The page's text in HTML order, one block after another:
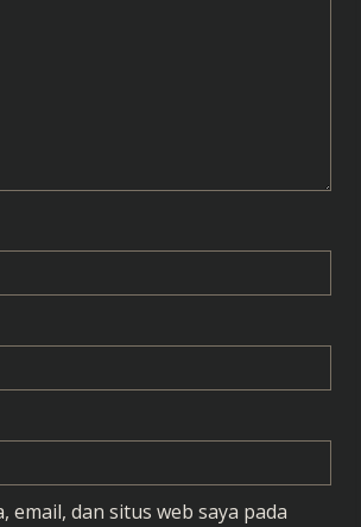
email, dan situs web saya pada